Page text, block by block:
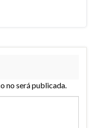
no será publicada.